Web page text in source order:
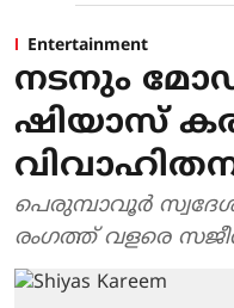
Entertainment
നടനും
ഷിയാസ്
പെരുമ്പാവൂര്‍
രംഗത്ത് വളരെ